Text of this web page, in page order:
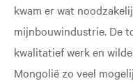
kwam er wat
mijnbouwindustrie. De
kwalitatief werk en
Mongolië zo veel